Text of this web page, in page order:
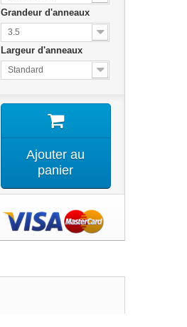
Grandeur d'anneaux
3.5
Largeur d'anneaux
Standard
Ajouter au
panier